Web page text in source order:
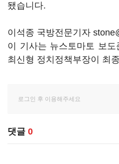
됐습니다.
이석종 국방전문기자
이 기사는 뉴스토마토 보
최신형 정치정책부장이 최
댓글 0